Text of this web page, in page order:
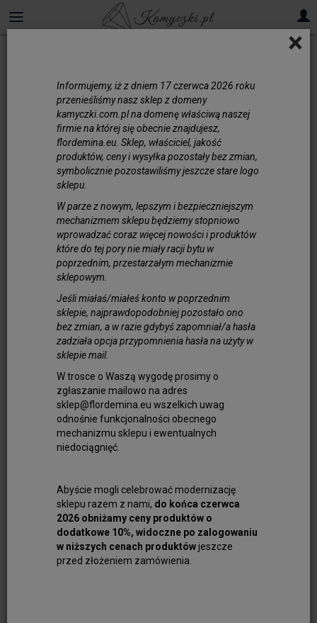
×
Informujemy, iż z dniem 17 czerwca 2026 roku
przenieśliśmy nasz sklep z domeny
kamyczki.com.pl na domenę właściwą naszej
firmie na której się obecnie znajdujesz,
flordemina.eu. Sklep, właściciel, jakość
produktów, ceny i wysyłka pozostały bez zmian,
symbolicznie pozostawiliśmy jeszcze stare logo
sklepu.
W parze z nowym, lepszym i bezpieczniejszym
mechanizmem sklepu będziemy stopniowo
wprowadzać coraz więcej nowości i produktów
które do tej pory nie miały racji bytu w
poprzednim, przestarzałym mechanizmie
sklepowym.
Jeśli miałaś/miałeś konto w poprzednim
sklepie, najprawdopodobniej pozostało ono
bez zmian, a w razie gdybyś zapomniał/a hasła
zadziała opcja przypomnienia hasła na użyty w
sklepie mail.
W trosce o Waszą wygodę prosimy o
zgłaszanie mailowo na adres
sklep@flordemina.eu wszelkich uwag
odnośnie funkcjonalności obecnego
mechanizmu sklepu i ewentualnych
niedociągnięć.
Abyście mogli celebrować modernizację
sklepu razem z nami, do końca czerwca
2026 obniżamy ceny produktów o
dodatkowe 10%, widoczne po zalogowaniu
w niższych cenach produktówjeszcze
przed złożeniem zamówienia.
Nici Jedwabne do Pereł nr 12 - Grube Szp...
60,00 zł
Do koszyka
Nici Jedwabne do Pereł nr 15 - Średnie S...